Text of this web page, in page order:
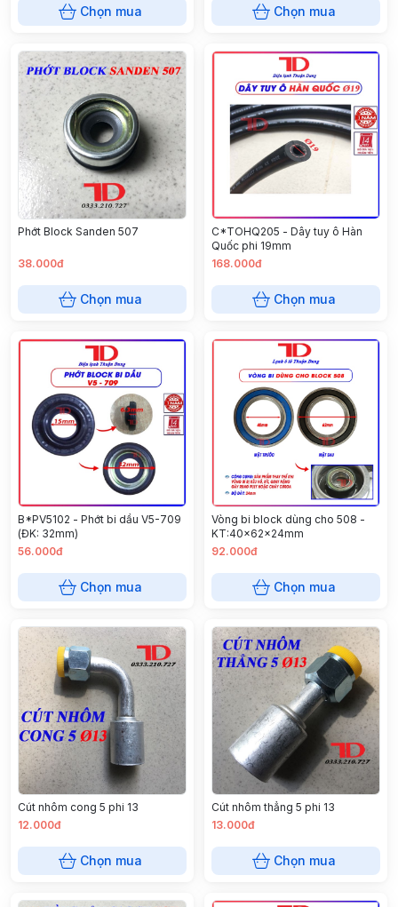
Chọn mua Chọn mua
Phớt Block Sanden 507
38.000đ
Chọn mua
C*TOHQ205 - Dây tuy ô Hàn
Quốc phi 19mm
168.000đ
Chọn mua
B*PV5102 - Phớt bi dầu V5-709
(ĐK: 32mm)
56.000đ
Chọn mua
Vòng bi block dùng cho 508 -
KT:40x62x24mm
92.000đ
Chọn mua
Cút nhôm cong 5 phi 13
12.000đ
Chọn mua
Cút nhôm thẳng 5 phi 13
13.000đ
Chọn mua